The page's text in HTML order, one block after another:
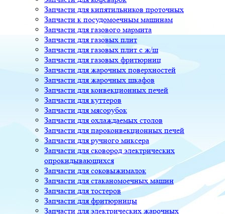
Запчасти для кипятильников проточных
Запчасти к посудомоечным машинам
Запчасти для газового мармита
Запчасти для газовых плит
Запчасти для газовых плит с ж/ш
Запчасти для газовых фритюрниц
Запчасти для жарочных поверхностей
Запчасти для жарочных шкафов
Запчасти для конвекционных печей
Запчасти для куттеров
Запчасти для мясорубок
Запчасти для охлаждаемых столов
Запчасти для пароконвекционных печей
Запчасти для ручного миксера
Запчасти для сковород электрических
опрокидывающихся
Запчасти для соковыжималок
Запчасти для стаканомоечных машин
Запчасти для тостеров
Запчасти для фритюрницы
Запчасти для электрических жарочных